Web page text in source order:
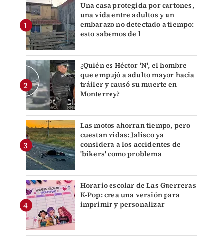
Una casa protegida por cartones,
una vida entre adultos y un
embarazo no detectado a tiempo:
esto sabemos de l
¿Quién es Héctor 'N', el hombre
que empujó a adulto mayor hacia
tráiler y causó su muerte en
Monterrey?
Las motos ahorran tiempo, pero
cuestan vidas: Jalisco ya
considera a los accidentes de
'bikers' como problema
Horario escolar de Las Guerreras
K-Pop: crea una versión para
imprimir y personalizar